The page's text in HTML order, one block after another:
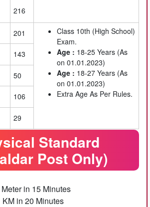
216
201
Class 10th (High School)
Exam.
Age : 18-25 Years (As
on 01.01.2023)
Age : 18-27 Years (As
on 01.01.2023)
Extra Age As Per Rules.
143
50
106
29
Standard
Post Only)
in 15 Minutes
KM in 20 Minutes